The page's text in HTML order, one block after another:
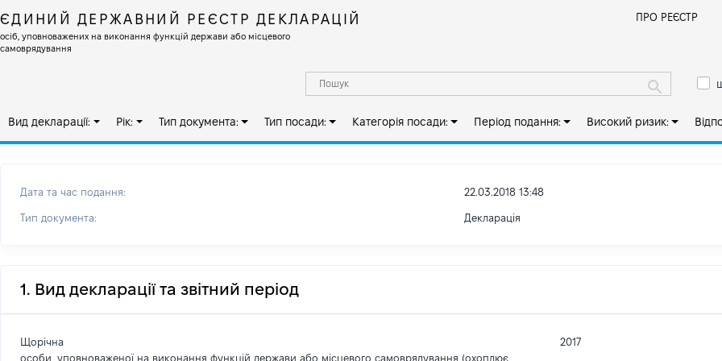
ЄДИНИЙ ДЕРЖАВНИЙ РЕЄСТР ДЕКЛАРАЦІЙ
осіб, уповноважених на виконання функцій держави або місцевого
самоврядування
ПРО РЕЄСТР
Вид декларації: Рік: Тип документа: Тип посади: Категорія посади: Період подання: Високий ризик:
Дата та час подання: 22.03.2018 13:48
Тип документа: Декларація
1. Вид декларації та звітний період
Щорічна
особи, уповноваженої на виконання функцій держави або місцевого самоврядування (охоплює
2017